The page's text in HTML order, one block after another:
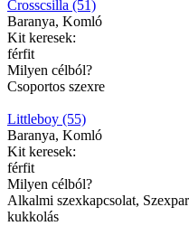
Crosscsilla (51)
Baranya, Komló
Kit keresek:
férfit
Milyen célból?
Csoportos szexre
Littleboy (55)
Baranya, Komló
Kit keresek:
férfit
Milyen célból?
Alkalmi szexkapcsolat,
kukkolás